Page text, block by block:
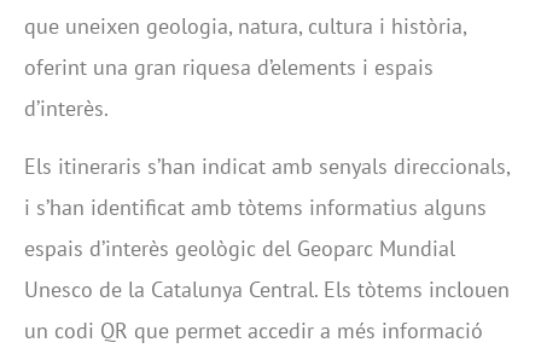
que uneixen geologia, natura, cultura i història,
oferint una gran riquesa d’elements i espais
d’interès.
Els itineraris s’han indicat amb senyals direccionals,
i s’han identificat amb tòtems informatius alguns
espais d’interès geològic del Geoparc Mundial
Unesco de la Catalunya Central. Els tòtems inclouen
un codi QR que permet accedir a més informació